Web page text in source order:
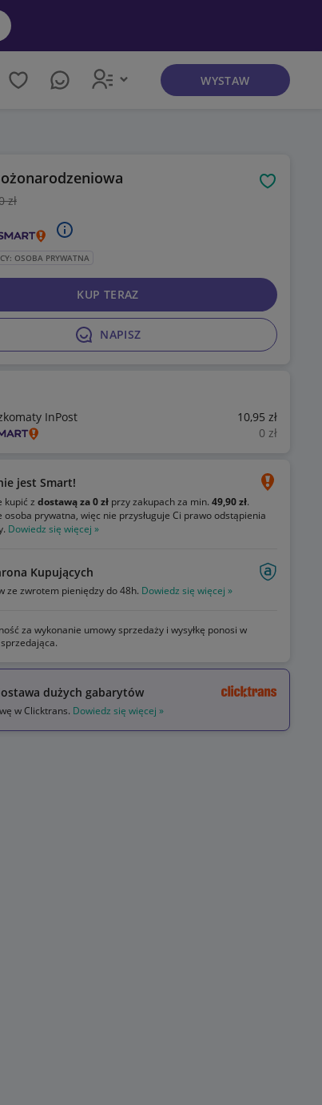
WYSTAW
Obserwuj
zł
OSOBA PRYWATNA
NAPISZ
KUP TERAZ
InPost 10,95 zł
0 zł
jest Smart!
kupić z dostawą za 0 zł przy zakupach za min. 49,90 zł.
osoba prywatna, więc nie przysługuje Ci prawo odstąpienia
Dowiedz się więcej »
Kupujących
ze zwrotem pieniędzy do 48h. Dowiedz się więcej »
za wykonanie umowy sprzedaży i wysyłkę ponosi w
dużych gabarytów
w Clicktrans. Dowiedz się więcej »